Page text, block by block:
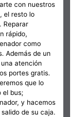
con nuestros
el resto lo
Reparar
rápido,
como
Además de un
atención
portes gratis.
que lo
el bus;
y hacemos
de su caja.